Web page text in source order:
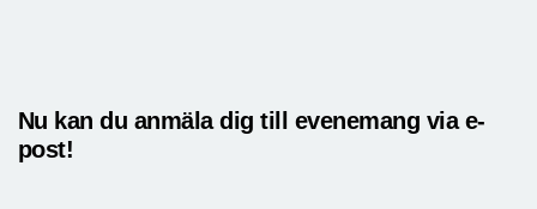
Nu kan du anmäla dig till evenemang via e-
post!